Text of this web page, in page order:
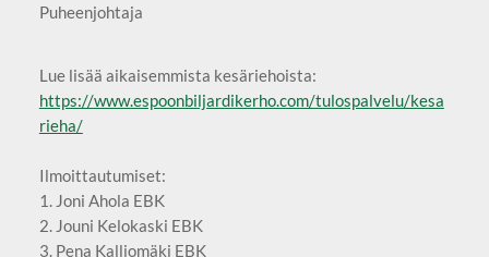
Puheenjohtaja
Lue lisää aikaisemmista kesäriehoista:
https://www.espoonbiljardikerho.com/tulospalvelu/kesa
rieha/
Ilmoittautumiset:
1. Joni Ahola EBK
2. Jouni Kelokaski EBK
3. Pena Kalliomäki EBK